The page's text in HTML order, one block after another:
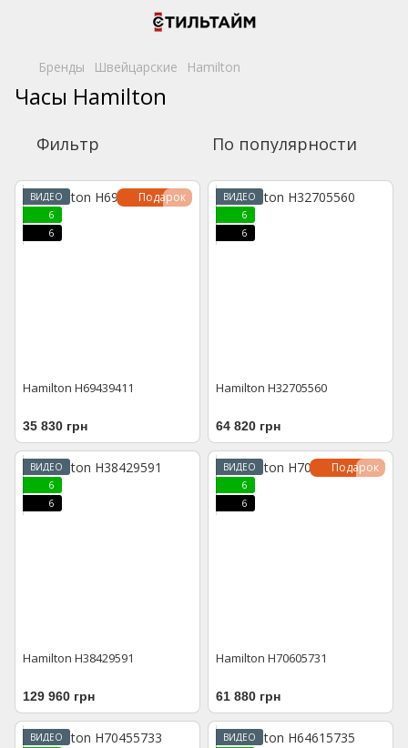
Бренды Швейцарские Hamilton
Часы Hamilton
Фильтр По популярности
Подарок
ВИДЕО
6
6
Hamilton H69439411
35 830 грн
ВИДЕО
6
6
Hamilton H32705560
64 820 грн
ВИДЕО
6
6
Hamilton H38429591
129 960 грн
Подарок
ВИДЕО
6
6
Hamilton H70605731
61 880 грн
ВИДЕО
ВИДЕО